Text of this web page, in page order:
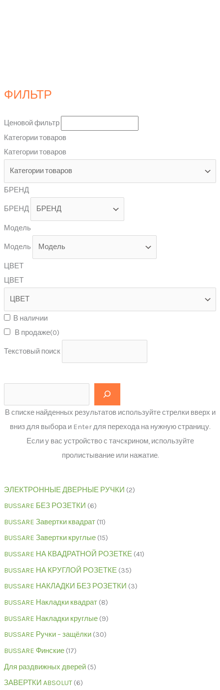
ФИЛЬТР
Ценовой фильтр
Категории товаров
Категории товаров
БРЕНД
БРЕНД
Модель
Модель
ЦВЕТ
ЦВЕТ
В наличии
В продаже(0)
Текстовый поиск
В списке найденных результатов используйте стрелки вверх и
вниз для выбора и Enter для перехода на нужную страницу.
Если у вас устройство с тачскрином, используйте
пролистывание или нажатие.
ЭЛЕКТРОННЫЕ ДВЕРНЫЕ РУЧКИ 2
BUSSARE БЕЗ РОЗЕТКИ 6
BUSSARE Завертки квадрат 11
BUSSARE Завертки круглые 15
BUSSARE НА КВАДРАТНОЙ РОЗЕТКЕ 41
BUSSARE НА КРУГЛОЙ РОЗЕТКЕ 35
BUSSARE НАКЛАДКИ БЕЗ РОЗЕТКИ 3
BUSSARE Накладки квадрат 8
BUSSARE Накладки круглые 9
BUSSARE Ручки – защёлки 30
BUSSARE Финские 17
Для раздвижных дверей 5
ЗАВЕРТКИ ABSOLUT 6